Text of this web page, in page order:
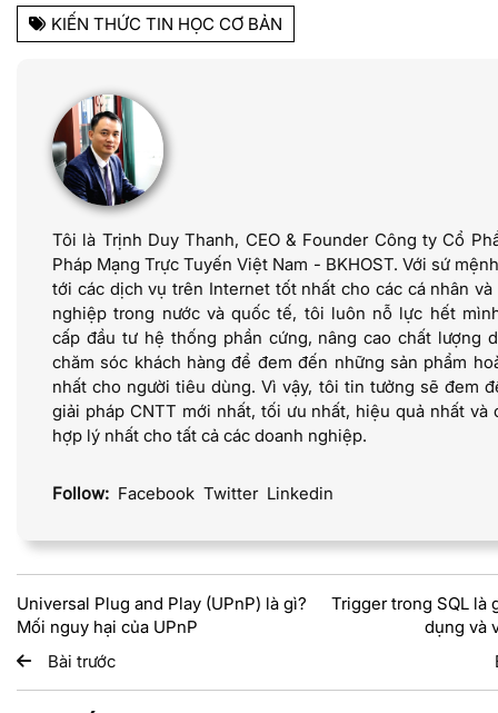
KIẾN THỨC TIN HỌC CƠ BẢN
Tôi là Trịnh Duy Thanh, CEO & Founder Công ty Cổ
Pháp Mạng Trực Tuyến Việt Nam - BKHOST. Với sứ
tới các dịch vụ trên Internet tốt nhất cho các cá nhân và
nghiệp trong nước và quốc tế, tôi luôn nỗ lực hết
cấp đầu tư hệ thống phần cứng, nâng cao chất lượng
chăm sóc khách hàng để đem đến những sản phẩm
nhất cho người tiêu dùng. Vì vậy, tôi tin tưởng sẽ đem
giải pháp CNTT mới nhất, tối ưu nhất, hiệu quả nhất và
hợp lý nhất cho tất cả các doanh nghiệp.
Follow: Facebook Twitter Linkedin
Universal Plug and Play (UPnP) là gì?
Mối nguy hại của UPnP
Bài trước
Trigger trong SQL là
dụng và